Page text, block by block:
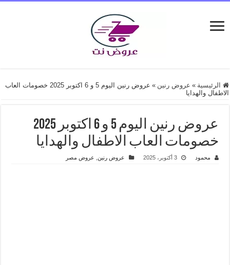
الرئيسية » عروض رنين »
عروض رنين اليوم 5 و 6 اكتوبر 2025 خصومات العاب
الاطفال والهدايا
عروض رنين اليوم 5 و 6 اكتوبر 2025
خصومات العاب الاطفال والهدايا
محمود 3 أكتوبر، 2025 عروض رنين, عروض مصر